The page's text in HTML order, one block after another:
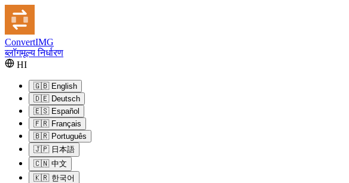
ConvertIMG
ब्लॉगमूल्य निर्धारण
HI
🇬🇧 English
🇩🇪 Deutsch
🇪🇸 Español
🇫🇷 Français
🇧🇷 Português
🇯🇵 日本語
🇨🇳 中文
🇰🇷 한국어